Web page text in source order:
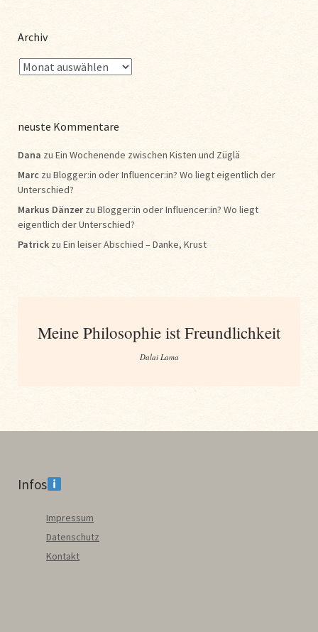
Archiv
neuste Kommentare
Dana zu Ein Wochenende zwischen Kisten und Züglä
Marc zu Blogger:in oder Influencer:in? Wo liegt eigentlich der
Unterschied?
Markus Dänzerzu Blogger:in oder Influencer:in? Wo liegt
eigentlich der Unterschied?
Patrick zu Ein leiser Abschied – Danke, Krust
Meine Philosophie ist Freundlichkeit
Dalai Lama
Infos
Impressum
Datenschutz
Kontakt